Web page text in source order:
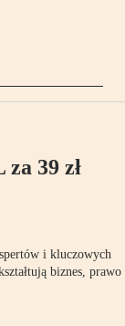
39 zł
i kluczowych
biznes, prawo